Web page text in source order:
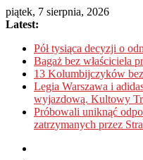
piątek, 7 sierpnia, 2026
Latest:
Pół tysiąca decyzji o
Bagaż bez właściciela
13 Kolumbijczyków
Legia Warszawa i
wyjazdową. Kultowy
Próbowali uniknąć
zatrzymanych przez